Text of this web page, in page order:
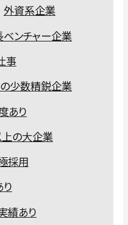
外資系企業
ンチャー企業
事
少数精鋭企業
あり
の大企業
採用
績あり